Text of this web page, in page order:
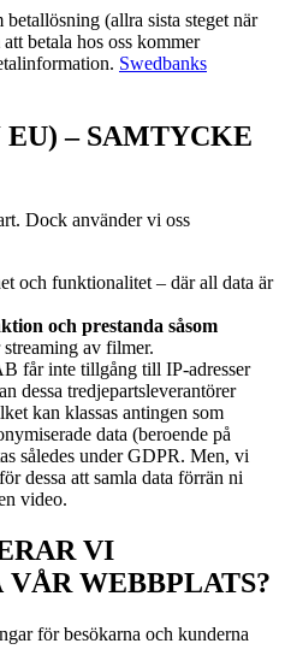
(allra sista steget när
betala hos oss kommer
Swedbanks
EU) – SAMTYCKE
Dock använder vi oss
och funktionalitet – där all data är
och prestanda såsom
av filmer.
får inte tillgång till IP-adresser
dessa tredjepartsleverantörer
kan klassas antingen som
data (beroende på
således under GDPR. Men, vi
dessa att samla data förrän ni
video.
VI
WEBBPLATS?
för besökarna och kunderna